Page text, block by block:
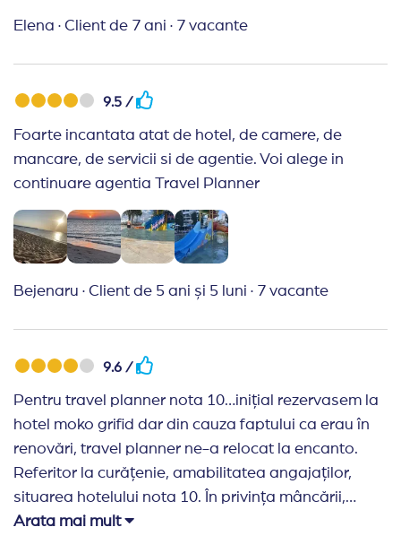
mai bune preturi
Elena · Client de 7 ani · 7 vacante
9.5 /
Foarte incantata atat de hotel, de camere, de
mancare, de servicii si de agentie. Voi alege in
continuare agentia Travel Planner
Bejenaru · Client de 5 ani și 5 luni · 7 vacante
9.6 /
Pentru travel planner nota 10…inițial rezervasem la
hotel moko grifid dar din cauza faptului ca erau în
renovări, travel planner ne-a relocat la encanto.
Referitor la curățenie, amabilitatea angajaților,
situarea hotelului nota 10. În privința mâncării,
aceasta a fost bună doar ca trebuia mai
Arata mai mult